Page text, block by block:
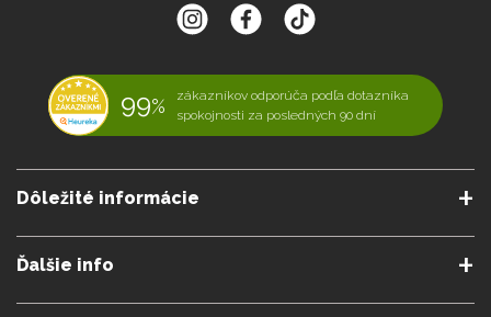
99%
zákazníkov odporúča podľa dotazníka
spokojnosti za posledných 90 dní
Dôležité informácie
Ďalšie info